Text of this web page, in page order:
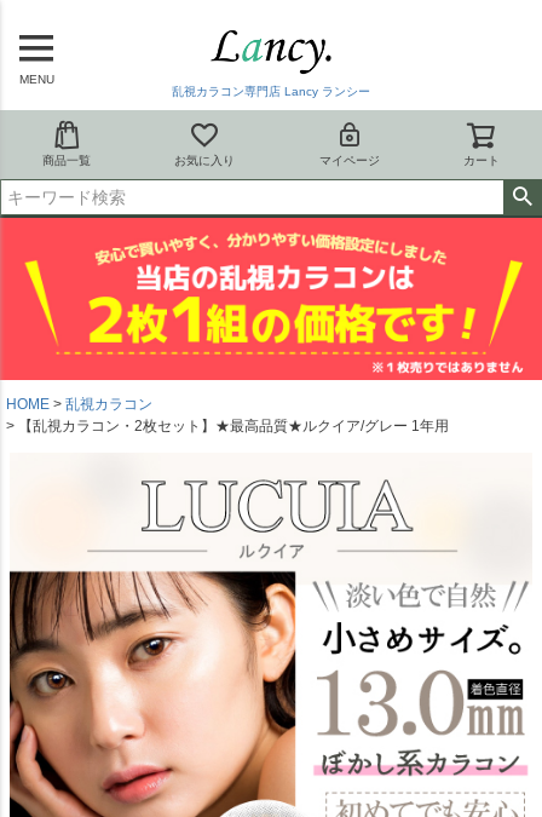
MENU
乱視カラコン専門店 Lancy ランシー
商品一覧 お気に入り マイページ カート
HOME
乱視カラコン
【乱視カラコン・2枚セット】★最高品質★ルクイア/グレー 1年用